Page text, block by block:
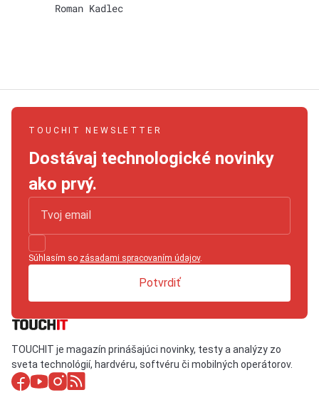
Roman Kadlec
TOUCHIT NEWSLETTER
Dostávaj technologické novinky
ako prvý.
Súhlasím so zásadami spracovaním údajov.
Potvrdiť
TOUCHIT je magazín prinášajúci novinky, testy a analýzy zo
sveta technológií, hardvéru, softvéru či mobilných operátorov.